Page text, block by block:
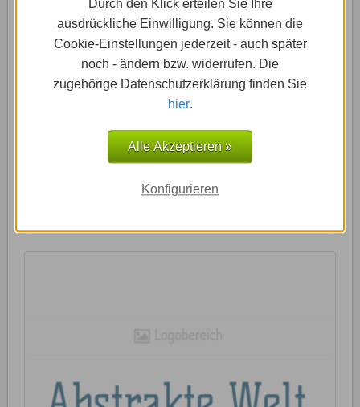
Durch den Klick erteilen Sie Ihre
ausdrückliche Einwilligung. Sie können die
Cookie-Einstellungen jederzeit - auch später
noch - ändern bzw. widerrufen. Die
zugehörige Datenschutzerklärung finden Sie
hier.
Alle Akzeptieren »
Konfigurieren
Wer sich mit seinem Unternehmen, seinem Produkt
oder seinem Verein von anderen abheben möchte,
braucht ein Logo, mit dem er sich von der breiten
Masse abheben kann. Es sollte stets darauf geachtet
werden, dass ein direkter Bezug zum Namen oder zur
ein Wort oder eine Kombination aus Grafik und Text
darstellen und ist Teil des gesamten Corporate